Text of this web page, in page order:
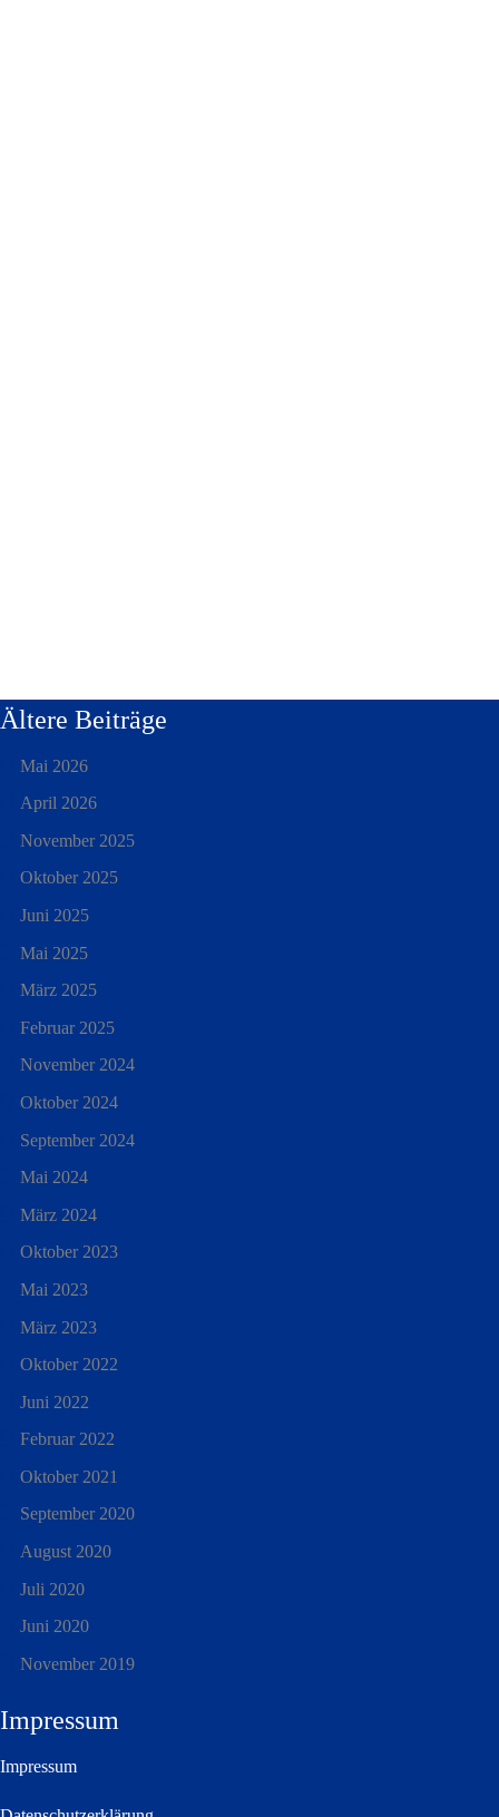
Ältere Beiträge
Mai 2026
April 2026
November 2025
Oktober 2025
Juni 2025
Mai 2025
März 2025
Februar 2025
November 2024
Oktober 2024
September 2024
Mai 2024
März 2024
Oktober 2023
Mai 2023
März 2023
Oktober 2022
Juni 2022
Februar 2022
Oktober 2021
September 2020
August 2020
Juli 2020
Juni 2020
November 2019
Impressum
Impressum